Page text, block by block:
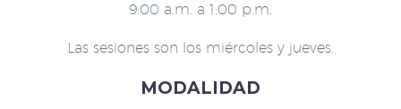
9:00 a.m. a 1:00 p.m.
Las sesiones son los miércoles y jueves.
MODALIDAD